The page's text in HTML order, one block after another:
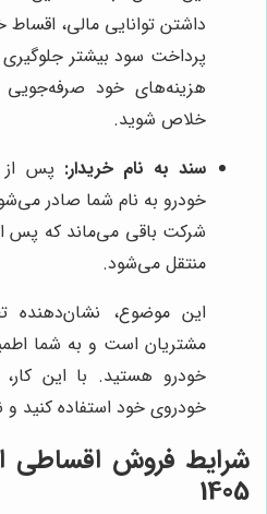
داشتن توانایی مالی، اقساط
پرداخت سود بیشتر جلوگیری
هزینه‌های خود
خلاص شوید.
سند به نام خریدار: پس از
خودرو به نام شما صادر
شرکت باقی می‌ماند که پس
منتقل می‌شود.
این موضوع، نشان‌دهنده
مشتریان است و به شما
خودرو هستید. با این
خودروی خود استفاده کنید و
شرایط فروش اقساطی
1405